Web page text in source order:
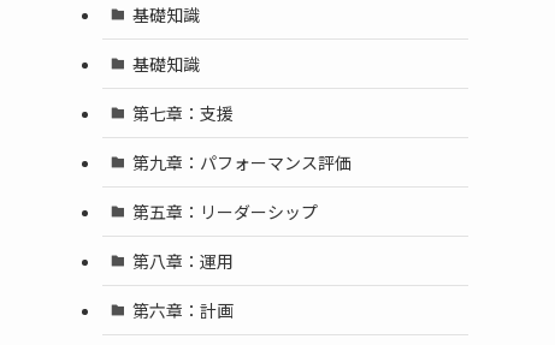
基礎知識
基礎知識
第七章：支援
第九章：パフォーマンス評価
第五章：リーダーシップ
第八章：運用
第六章：計画